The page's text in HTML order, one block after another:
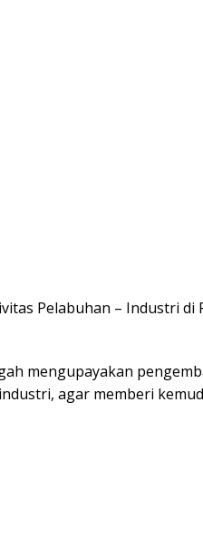
Pelabuhan – Industri di
mengupayakan
agar memberi